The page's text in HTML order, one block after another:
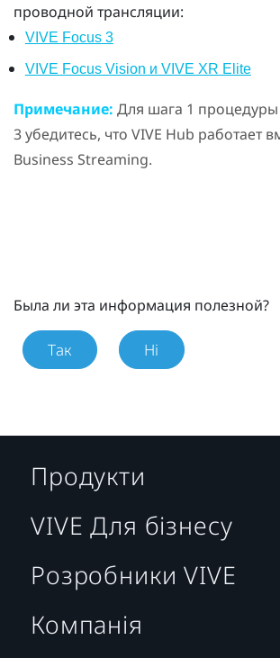
проводной трансляции:
VIVE Focus 3
VIVE Focus Vision и VIVE XR Elite
Примечание: Для шага 1 процедуры
3убедитесь, что VIVE Hub работает
Business Streaming.
Была ли эта информация полезной?
Так Ні
Продукти
VIVE Для бізнесу
Розробники VIVE
Компанія